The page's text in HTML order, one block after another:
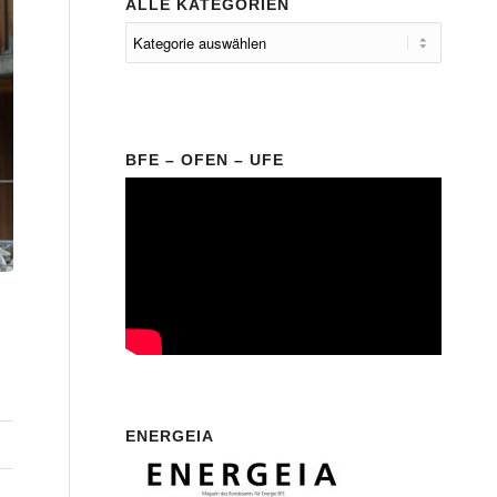
ALLE KATEGORIEN
BFE – OFEN – UFE
ENERGEIA